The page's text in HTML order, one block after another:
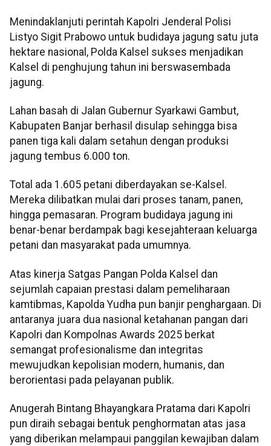
Menindaklanjuti perintah Kapolri Jenderal Polisi
Listyo Sigit Prabowo untuk budidaya jagung satu juta
hektare nasional, Polda Kalsel sukses menjadikan
Kalsel di penghujung tahun ini berswasembada
jagung.
Lahan basah di Jalan Gubernur Syarkawi Gambut,
Kabupaten Banjar berhasil disulap sehingga bisa
panen tiga kali dalam setahun dengan produksi
jagung tembus 6.000 ton.
Total ada 1.605 petani diberdayakan se-Kalsel.
Mereka dilibatkan mulai dari proses tanam, panen,
hingga pemasaran. Program budidaya jagung ini
benar-benar berdampak bagi kesejahteraan keluarga
petani dan masyarakat pada umumnya.
Atas kinerja Satgas Pangan Polda Kalsel dan
sejumlah capaian prestasi dalam pemeliharaan
kamtibmas, Kapolda Yudha pun banjir penghargaan. Di
antaranya juara dua nasional ketahanan pangan dari
Kapolri dan Kompolnas Awards 2025 berkat
semangat profesionalisme dan integritas
mewujudkan kepolisian modern, humanis, dan
berorientasi pada pelayanan publik.
Anugerah Bintang Bhayangkara Pratama dari Kapolri
pun diraih sebagai bentuk penghormatan atas jasa
yang diberikan melampaui panggilan kewajiban dalam